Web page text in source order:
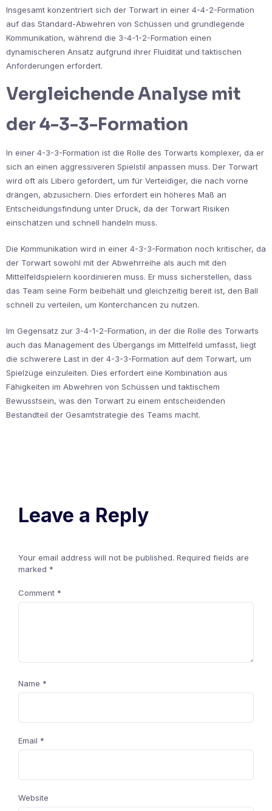
Insgesamt konzentriert sich der Torwart in einer 4-4-2-Formation
auf das Standard-Abwehren von Schüssen und grundlegende
Kommunikation, während die 3-4-1-2-Formation einen
dynamischeren Ansatz aufgrund ihrer Fluidität und taktischen
Anforderungen erfordert.
Vergleichende Analyse mit
der 4-3-3-Formation
In einer 4-3-3-Formation ist die Rolle des Torwarts komplexer, da er
sich an einen aggressiveren Spielstil anpassen muss. Der Torwart
wird oft als Libero gefordert, um für Verteidiger, die nach vorne
drängen, abzusichern. Dies erfordert ein höheres Maß an
Entscheidungsfindung unter Druck, da der Torwart Risiken
einschätzen und schnell handeln muss.
Die Kommunikation wird in einer 4-3-3-Formation noch kritischer, da
der Torwart sowohl mit der Abwehrreihe als auch mit den
Mittelfeldspielern koordinieren muss. Er muss sicherstellen, dass
das Team seine Form beibehält und gleichzeitig bereit ist, den Ball
schnell zu verteilen, um Konterchancen zu nutzen.
Im Gegensatz zur 3-4-1-2-Formation, in der die Rolle des Torwarts
auch das Management des Übergangs im Mittelfeld umfasst, liegt
die schwerere Last in der 4-3-3-Formation auf dem Torwart, um
Spielzüge einzuleiten. Dies erfordert eine Kombination aus
Fähigkeiten im Abwehren von Schüssen und taktischem
Bewusstsein, was den Torwart zu einem entscheidenden
Bestandteil der Gesamtstrategie des Teams macht.
Leave a Reply
Your email address will not be published. Required fields are
marked *
Comment *
Name *
Email *
Website